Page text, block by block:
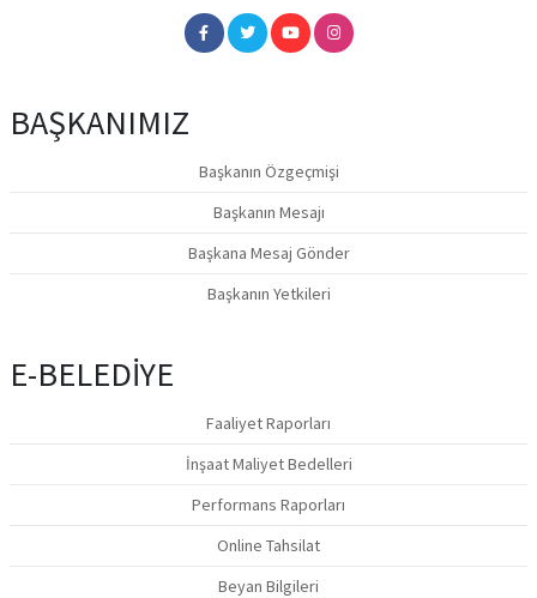
BAŞKANIMIZ
Başkanın Özgeçmişi
Başkanın Mesajı
Başkana Mesaj Gönder
Başkanın Yetkileri
E-BELEDİYE
Faaliyet Raporları
İnşaat Maliyet Bedelleri
Performans Raporları
Online Tahsilat
Beyan Bilgileri